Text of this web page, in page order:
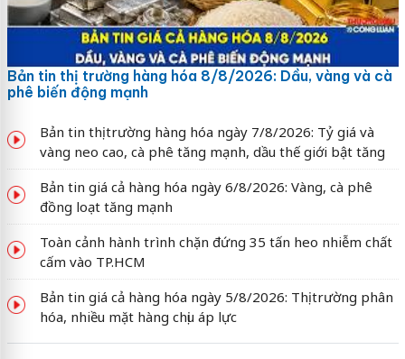
Bản tin thị trường hàng hóa 8/8/2026: Dầu, vàng và cà
phê biến động mạnh
Bản tin thị trường hàng hóa ngày 7/8/2026: Tỷ giá và
vàng neo cao, cà phê tăng mạnh, dầu thế giới bật tăng
Bản tin giá cả hàng hóa ngày 6/8/2026: Vàng, cà phê
đồng loạt tăng mạnh
Toàn cảnh hành trình chặn đứng 35 tấn heo nhiễm chất
cấm vào TP.HCM
Bản tin giá cả hàng hóa ngày 5/8/2026: Thị trường phân
hóa, nhiều mặt hàng chịu áp lực